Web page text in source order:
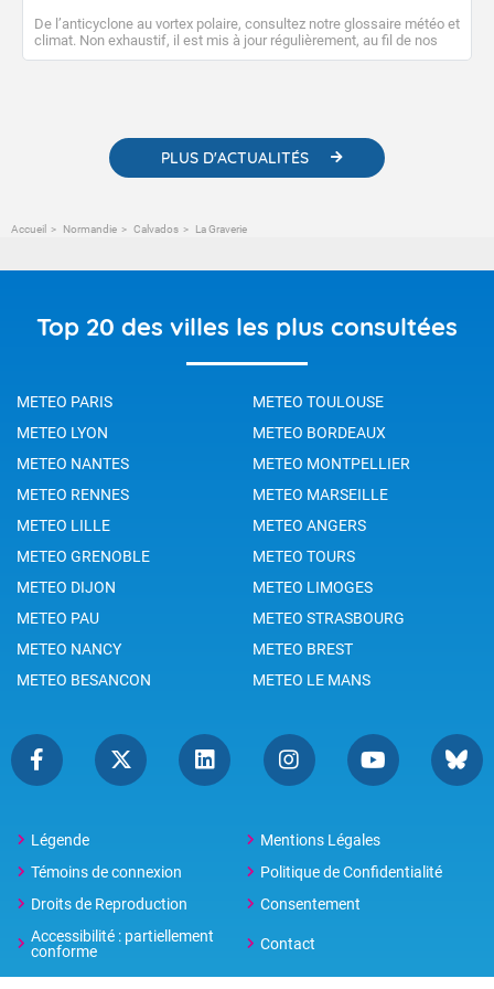
De l’anticyclone au vortex polaire, consultez notre glossaire météo et
climat. Non exhaustif, il est mis à jour régulièrement, au fil de nos
publications. Vous y trouverez également des liens utiles vers nos
PLUS D'ACTUALITÉS
Accueil Normandie Calvados La Graverie
Top 20 des villes les plus consultées
METEO PARIS
METEO TOULOUSE
METEO LYON
METEO BORDEAUX
METEO NANTES
METEO MONTPELLIER
METEO RENNES
METEO MARSEILLE
METEO LILLE
METEO ANGERS
METEO GRENOBLE
METEO TOURS
METEO DIJON
METEO LIMOGES
METEO PAU
METEO STRASBOURG
METEO NANCY
METEO BREST
METEO BESANCON
METEO LE MANS
Légende
Mentions Légales
Témoins de connexion
Politique de Confidentialité
Droits de Reproduction
Consentement
Accessibilité : partiellement
conforme
Contact